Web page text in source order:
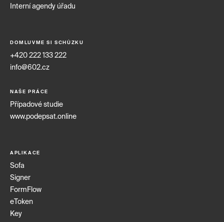
Interní agendy úřadu
DOMLUVME SI SCHŮZKU
+420 222 133 222
info@602.cz
NAŠE PRÁCE
Případové studie
www.podepsat.online
APLIKACE
Sofa
Signer
FormFlow
eToken
Key